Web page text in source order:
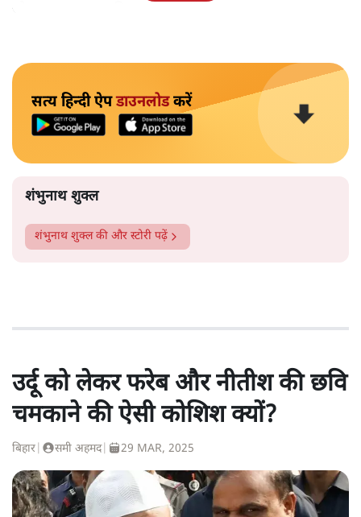
जो आत्म-सम्मान चाहिए था, वह नहीं मिल रहा था।
सत्य हिन्दी ऐपडाउनलोडकरें
शंभुनाथ शुक्ल
शंभुनाथ शुक्लकी और स्टोरी पढ़ें
उर्दू को लेकर फरेब और नीतीश की छवि
चमकाने की ऐसी कोशिश क्यों?
बिहार समी अहमद| 29 MAR, 2025